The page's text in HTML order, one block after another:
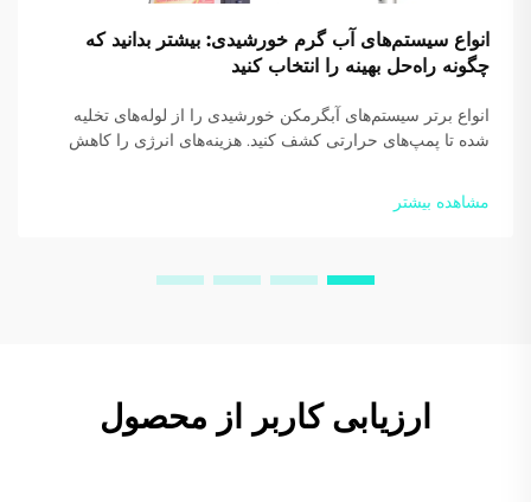
انواع سیستم‌های آب گرم خورشیدی: بیشتر بدانید که
چگونه راه‌حل بهینه را انتخاب کنید
انواع برتر سیستم‌های آبگرمکن خورشیدی را از لوله‌های تخلیه
شده تا پمپ‌های حرارتی کشف کنید. هزینه‌های انرژی را کاهش
دریافت کنید.
مشاهده بیشتر
ارزیابی کاربر از محصول